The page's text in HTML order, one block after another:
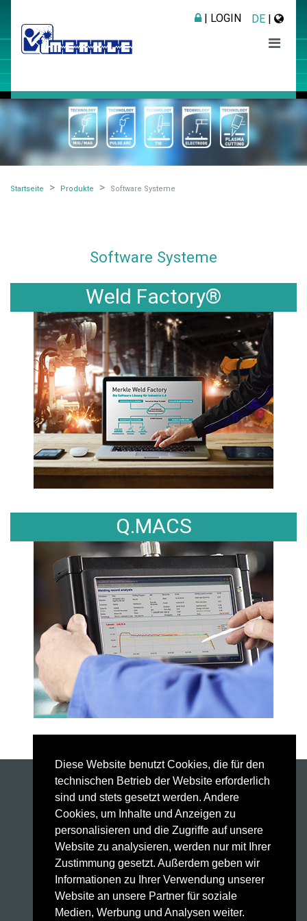
Diese Website benutzt Cookies, die für den
technischen Betrieb der Website erforderlich
sind und stets gesetzt werden. Andere
Cookies, um Inhalte und Anzeigen zu
personalisieren und die Zugriffe auf unsere
Website zu analysieren, werden nur mit Ihrer
Zustimmung gesetzt. Außerdem geben wir
Informationen zu Ihrer Verwendung unserer
Website an unsere Partner für soziale
Medien, Werbung und Analysen weiter.
| LOGIN DE |
Startseite Produkte Software Systeme
Software Systeme
Weld Factory®
Q.MACS
Schweißanlagen
Schweißbrenner
Automatisierung
Weld Factory®
Laser Sensor
HighPULSE RS Serie
Technologie
Service
Kontakt